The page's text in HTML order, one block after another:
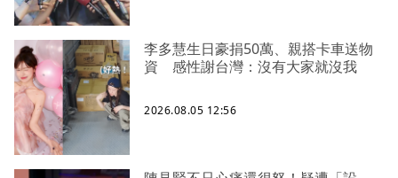
李多慧生日豪捐50萬、親搭卡車送物
資 感性謝台灣：沒有大家就沒我
2026.08.05 12:56